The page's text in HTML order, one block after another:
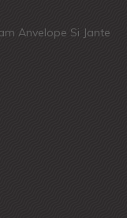
Anvelope Si Jante